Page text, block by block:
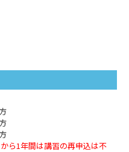
ら1年間は講習の再申込は不